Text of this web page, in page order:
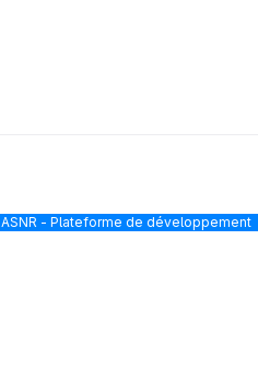
ASNR - Plateforme de développement